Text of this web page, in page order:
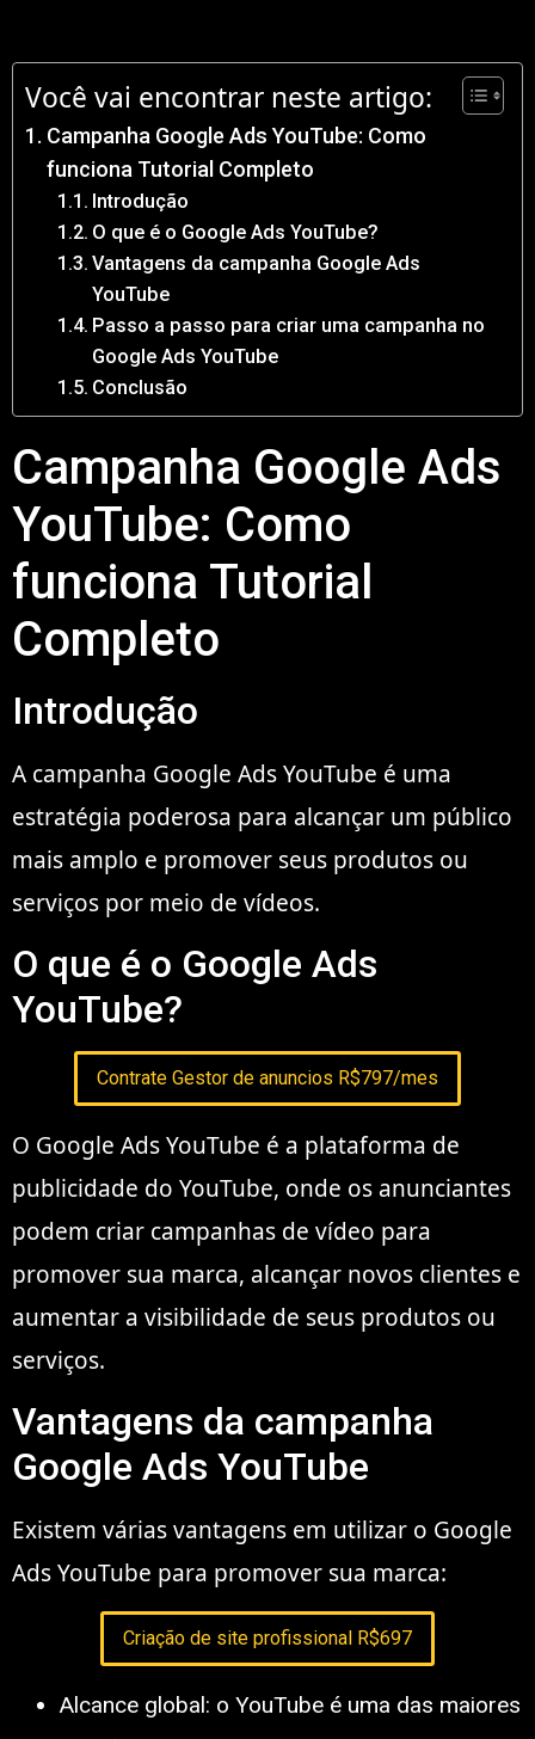
Você vai encontrar neste artigo:
Campanha Google Ads YouTube: Como
funciona Tutorial Completo
Introdução
O que é o Google Ads YouTube?
Vantagens da campanha Google Ads
YouTube
Passo a passo para criar uma campanha no
Google Ads YouTube
Conclusão
Campanha Google Ads
YouTube: Como
funciona Tutorial
Completo
Introdução
A campanha Google Ads YouTube é uma
estratégia poderosa para alcançar um público
mais amplo e promover seus produtos ou
serviços por meio de vídeos.
O que é o Google Ads
YouTube?
Contrate Gestor de anuncios R$797/mes
O Google Ads YouTube é a plataforma de
publicidade do YouTube, onde os anunciantes
podem criar campanhas de vídeo para
promover sua marca, alcançar novos clientes e
aumentar a visibilidade de seus produtos ou
serviços.
Vantagens da campanha
Google Ads YouTube
Existem várias vantagens em utilizar o Google
Ads YouTube para promover sua marca:
Criação de site profissional R$697
Alcance global: o YouTube é uma das maiores